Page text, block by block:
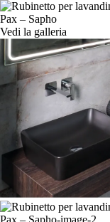
Vedi la galleria